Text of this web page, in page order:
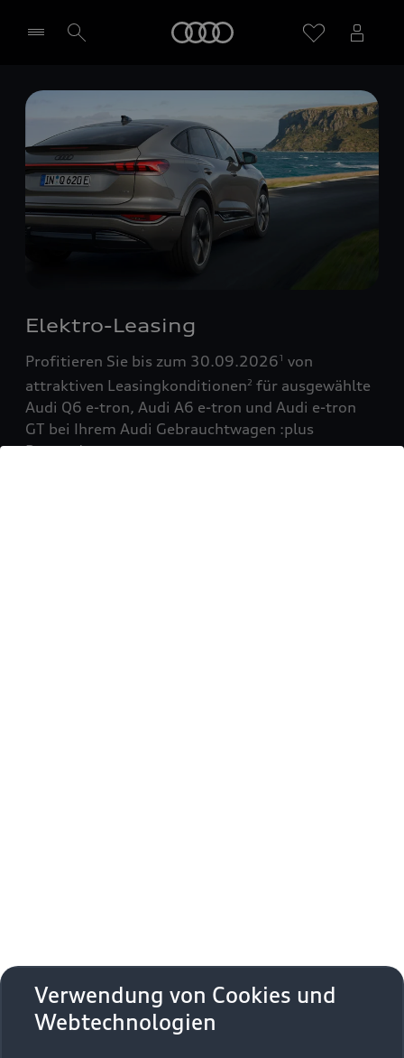
Händler wählen
Elektro-Leasing
Profitieren Sie bis zum 30.09.20261 von
attraktiven Leasingkonditionen2 für ausgewählte
Audi Q6 e-tron, Audi A6 e-tron und Audi e-tron
GT bei Ihrem Audi Gebrauchtwagen :plus
Partner!
Zurück nach oben
Modelle
Verwendung von Cookies und
Webtechnologien